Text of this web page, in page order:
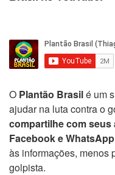
O Plantão Brasilé um
ajudar na luta contra o
compartilhe com
Facebook e WhatsApp
às informações, menos
golpista.